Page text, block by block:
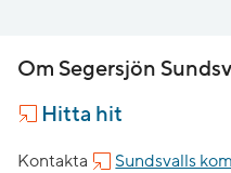
Om Segersjön
Hitta hit
Kontakta Sundsvalls